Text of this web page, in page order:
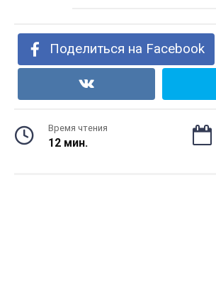
Поделиться на Facebook
Время чтения
12 мин.